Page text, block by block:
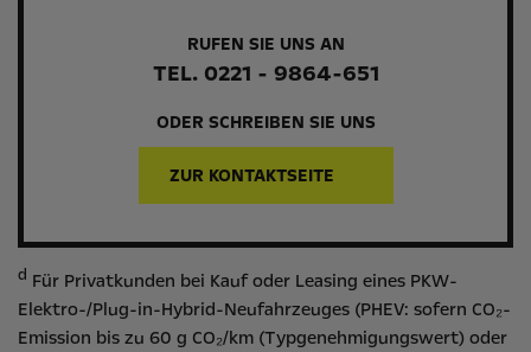
RUFEN SIE UNS AN
TEL. 0221 - 9864-651
ODER SCHREIBEN SIE UNS
ZUR KONTAKTSEITE
d Für Privatkunden bei Kauf oder Leasing eines PKW-
Elektro-/Plug-in-Hybrid-Neufahrzeuges (PHEV: sofern CO₂-
Emission bis zu 60 g CO₂/km (Typgenehmigungswert) oder